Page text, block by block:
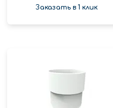
Заказать в 1 клик